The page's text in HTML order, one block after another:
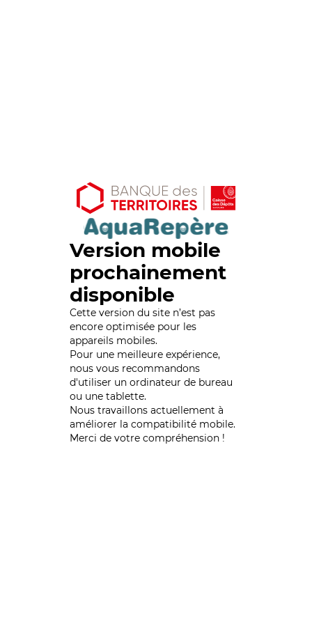
Version mobile
prochainement
disponible
Cette version du site n’est pas
encore optimisée pour les
appareils mobiles.
Pour une meilleure expérience,
nous vous recommandons
d'utiliser un ordinateur de bureau
ou une tablette.
Nous travaillons actuellement à
améliorer la compatibilité mobile.
Merci de votre compréhension !